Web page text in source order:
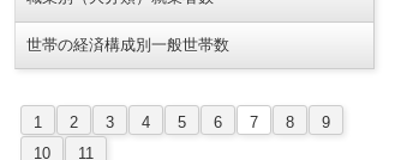
世帯の経済構成別一般世帯数
1 2 3 4 5 6 7 8
9
10
11